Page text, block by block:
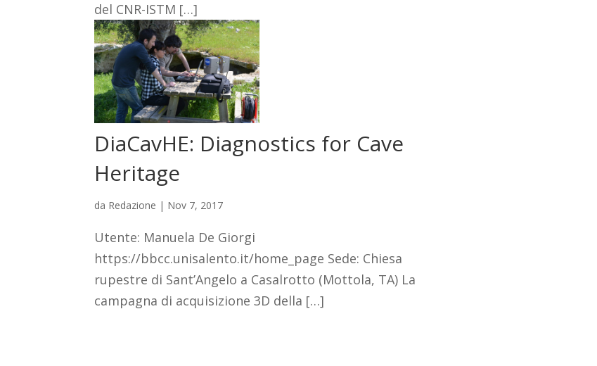
del CNR-ISTM […]
DiaCavHE: Diagnostics for Cave
Heritage
da Redazione | Nov 7, 2017
Utente: Manuela De Giorgi
https://bbcc.unisalento.it/home_page Sede: Chiesa
rupestre di Sant’Angelo a Casalrotto (Mottola, TA) La
campagna di acquisizione 3D della […]